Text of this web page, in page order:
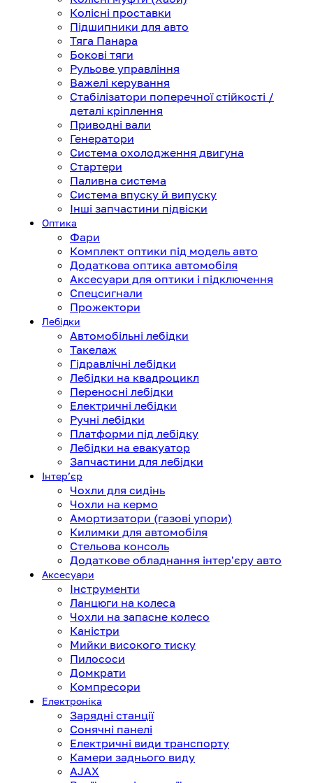
Колісні проставки
Підшипники для авто
Тяга Панара
Бокові тяги
Рульове управління
Важелі керування
Стабілізатори поперечної стійкості /
деталі кріплення
Приводні вали
Генератори
Система охолодження двигуна
Стартери
Паливна система
Система впуску й випуску
Інші запчастини підвіски
Оптика
Фари
Комплект оптики під модель авто
Додаткова оптика автомобіля
Аксесуари для оптики і підключення
Спецсигнали
Прожектори
Лебідки
Автомобільні лебідки
Такелаж
Гідравлічні лебідки
Лебідки на квадроцикл
Переносні лебідки
Електричні лебідки
Ручні лебідки
Платформи під лебідку
Лебідки на евакуатор
Запчастини для лебідки
Інтерʼєр
Чохли для сидінь
Чохли на кермо
Амортизатори (газові упори)
Килимки для автомобіля
Стельова консоль
Додаткове обладнання інтер'єру авто
Аксесуари
Інструменти
Ланцюги на колеса
Чохли на запасне колесо
Каністри
Мийки високого тиску
Пилососи
Домкрати
Компресори
Електроніка
Зарядні станції
Сонячні панелі
Електричні види транспорту
Камери заднього виду
AJAX